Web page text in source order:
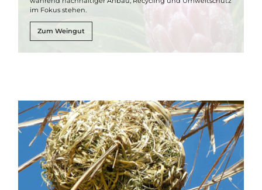
im Fokus stehen.
Zum Weingut